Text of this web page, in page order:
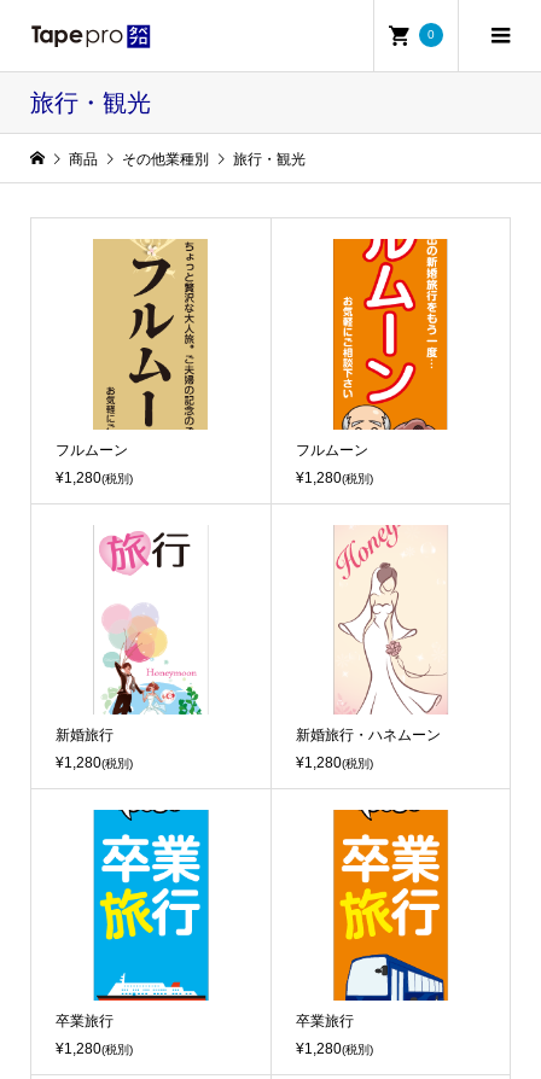
0
旅行・観光
商品 その他業種別 旅行・観光
フルムーン
¥1,280(税別)
フルムーン
¥1,280(税別)
新婚旅行
¥1,280(税別)
新婚旅行・ハネムーン
¥1,280(税別)
卒業旅行
¥1,280(税別)
卒業旅行
¥1,280(税別)